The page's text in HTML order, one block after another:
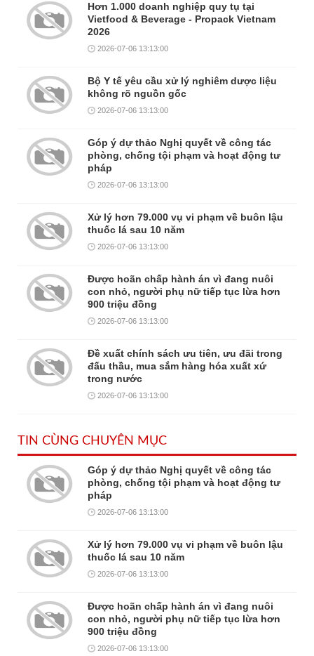
Hơn 1.000 doanh nghiệp quy tụ tại
Vietfood & Beverage - Propack Vietnam
2026
2026-07-06 13:13:00
Bộ Y tế yêu cầu xử lý nghiêm dược liệu
không rõ nguồn gốc
2026-07-06 13:13:00
Góp ý dự thảo Nghị quyết về công tác
phòng, chống tội phạm và hoạt động tư
pháp
2026-07-06 13:13:00
Xử lý hơn 79.000 vụ vi phạm về buôn lậu
thuốc lá sau 10 năm
2026-07-06 13:13:00
Được hoãn chấp hành án vì đang nuôi
con nhỏ, người phụ nữ tiếp tục lừa hơn
900 triệu đồng
2026-07-06 13:13:00
Đề xuất chính sách ưu tiên, ưu đãi trong
đấu thầu, mua sắm hàng hóa xuất xứ
trong nước
2026-07-06 13:13:00
TIN CÙNG CHUYÊN MỤC
Góp ý dự thảo Nghị quyết về công tác
phòng, chống tội phạm và hoạt động tư
pháp
2026-07-06 13:13:00
Xử lý hơn 79.000 vụ vi phạm về buôn lậu
thuốc lá sau 10 năm
2026-07-06 13:13:00
Được hoãn chấp hành án vì đang nuôi
con nhỏ, người phụ nữ tiếp tục lừa hơn
900 triệu đồng
2026-07-06 13:13:00